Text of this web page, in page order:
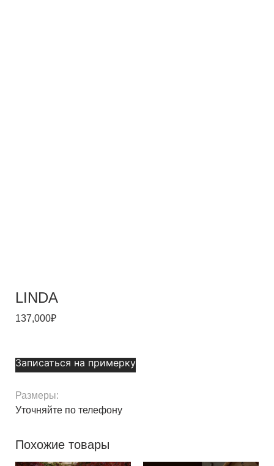
LINDA
137,000₽
Записаться на примерку
Размеры:
Уточняйте по телефону
Похожие товары